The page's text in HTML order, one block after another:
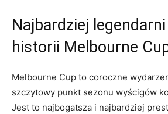
Najbardziej
‌historii ‍Melbourne
Melbourne Cup ⁢to coroczne​
szczytowy punkt sezonu ‌wyścigów
Jest to najbogatsza i najbardziej